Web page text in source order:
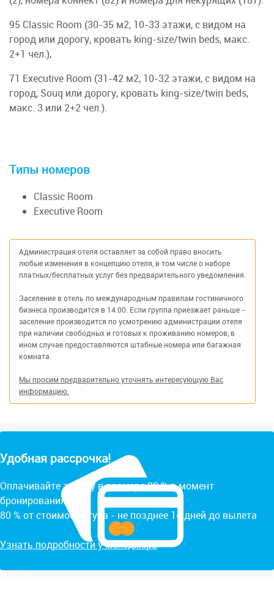
95 Classic Room (30-35 м2, 10-33 этажи, с видом на
город или дорогу, кровать king-size/twin beds, макс.
2+1 чел.),
71 Executive Room (31-42 м2, 10-32 этажи, с видом на
город, Souq или дорогу, кровать king-size/twin beds,
макс. 3 или 2+2 чел.).
Типы номеров
Classic Room
Executive Room
Администрация отеля оставляет за собой право вносить
любые изменения в концепцию отеля, в том числе о наборе
платных/бесплатных услуг без предварительного уведомления.
Заселение в отель по международным правилам гостиничного
бизнеса производится в 14.00. Если группа приезжает раньше -
заселение производится по усмотрению администрации отеля
при наличии свободных и готовых к проживанию номеров, в
ином случае предоставляются штабные номера или багажная
комната.
Мы просим предварительно уточнять интересующую Вас
информацию.
Удобная рассрочка!
Оплачивайте заявку в размере 20 % в момент
бронирования.
80 % от стоимости тура - не позднее 14 дней до вылета
Узнать подробности у менеджера